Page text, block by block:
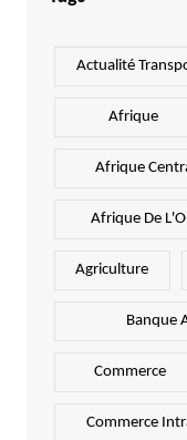
Actualité
Afrique
Afrique
Afrique De
Agriculture
Banque
Commerce
Commerce